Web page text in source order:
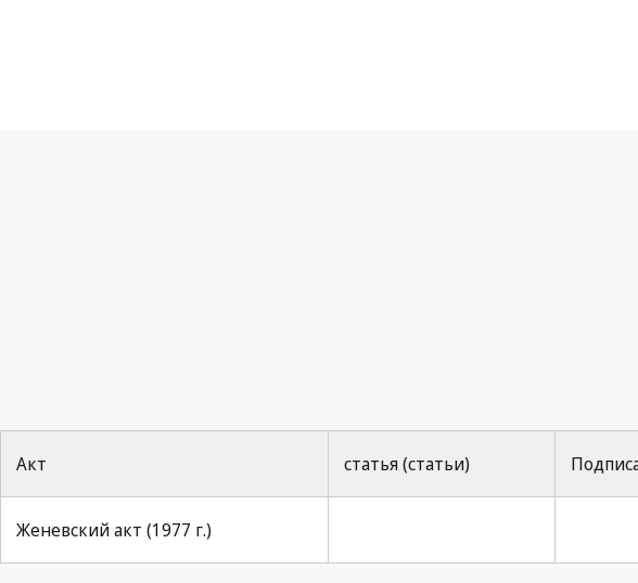
Акт статья (статьи)
Женевский акт (1977 г.)